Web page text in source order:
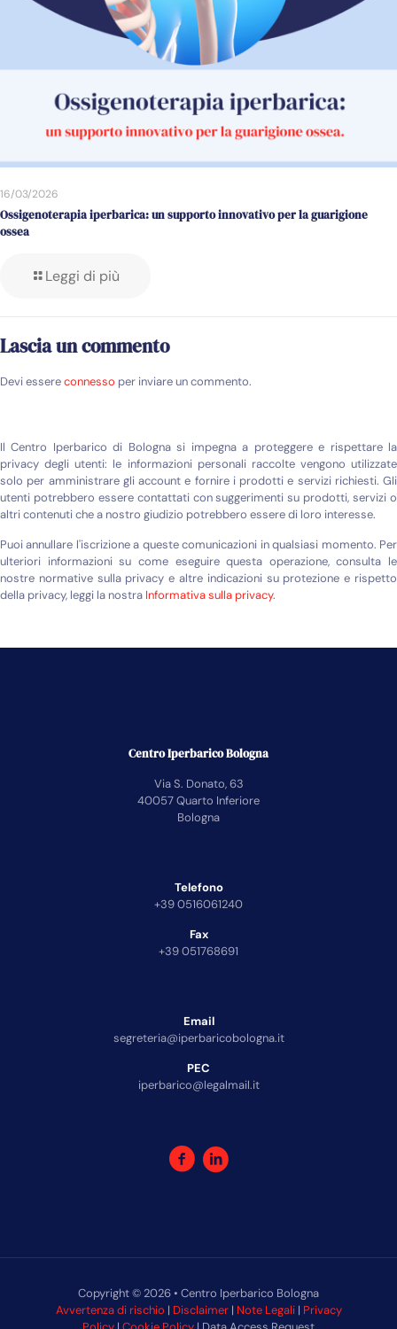
16/03/2026
Ossigenoterapia iperbarica: un supporto innovativo per la guarigione
ossea
Leggi di più
Lascia un commento
Devi essereconnesso per inviare un commento.
Il Centro Iperbarico di Bologna si impegna a proteggere e rispettare la
privacy degli utenti: le informazioni personali raccolte vengono utilizzate
solo per amministrare gli account e fornire i prodotti e servizi richiesti. Gli
utenti potrebbero essere contattati con suggerimenti su prodotti, servizi o
altri contenuti che a nostro giudizio potrebbero essere di loro interesse.
Puoi annullare l'iscrizione a queste comunicazioni in qualsiasi momento. Per
ulteriori informazioni su come eseguire questa operazione, consulta le
nostre normative sulla privacy e altre indicazioni su protezione e rispetto
della privacy, leggi la nostra Informativa sulla privacy.
Centro Iperbarico Bologna
Via S. Donato, 63
40057 Quarto Inferiore
Bologna
Telefono
+39 0516061240
Fax
+39 051768691
Email
segreteria@iperbaricobologna.it
PEC
iperbarico@legalmail.it
Copyright © 2026 • Centro Iperbarico Bologna
Avvertenza di rischio | Disclaimer| Note Legali| Privacy